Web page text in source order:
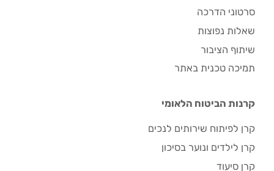
סרטוני הדרכה
שאלות נפוצות
שיתוף הציבור
תמיכה טכנית באתר
קרנות הביטוח הלאומי
קרן לפיתוח שירותים לנכים
קרן לילדים ונוער בסיכון
קרן סיעוד